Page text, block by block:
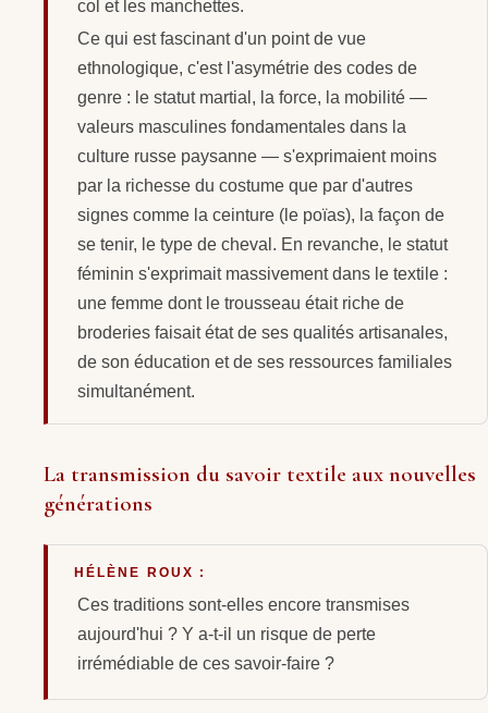
col et les manchettes.
Ce qui est fascinant d'un point de vue
ethnologique, c'est l'asymétrie des codes de
genre : le statut martial, la force, la mobilité —
valeurs masculines fondamentales dans la
culture russe paysanne — s'exprimaient moins
par la richesse du costume que par d'autres
signes comme la ceinture (le poïas), la façon de
se tenir, le type de cheval. En revanche, le statut
féminin s'exprimait massivement dans le textile :
une femme dont le trousseau était riche de
broderies faisait état de ses qualités artisanales,
de son éducation et de ses ressources familiales
simultanément.
La transmission du savoir textile aux nouvelles
générations
HÉLÈNE ROUX :
Ces traditions sont-elles encore transmises
aujourd'hui ? Y a-t-il un risque de perte
irrémédiable de ces savoir-faire ?